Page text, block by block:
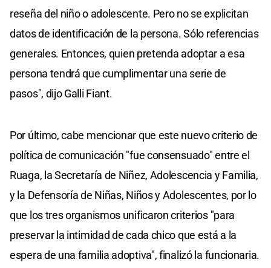
reseña del niño o adolescente. Perono se explicitan
datos de identificación de la persona. Sólo referencias
generales. Entonces, quien pretenda adoptar a esa
persona tendrá que cumplimentar una serie de
pasos", dijo Galli Fiant.
Por último, cabe mencionar que este nuevo criterio de
política de comunicación "fue consensuado" entre el
Ruaga, la Secretaría de Niñez, Adolescencia y Familia,
y la Defensoría de Niñas, Niños y Adolescentes, por lo
que los tres organismos unificaron criterios "para
preservar la intimidad de cada chico que está a la
espera de una familia adoptiva", finalizó la funcionaria.